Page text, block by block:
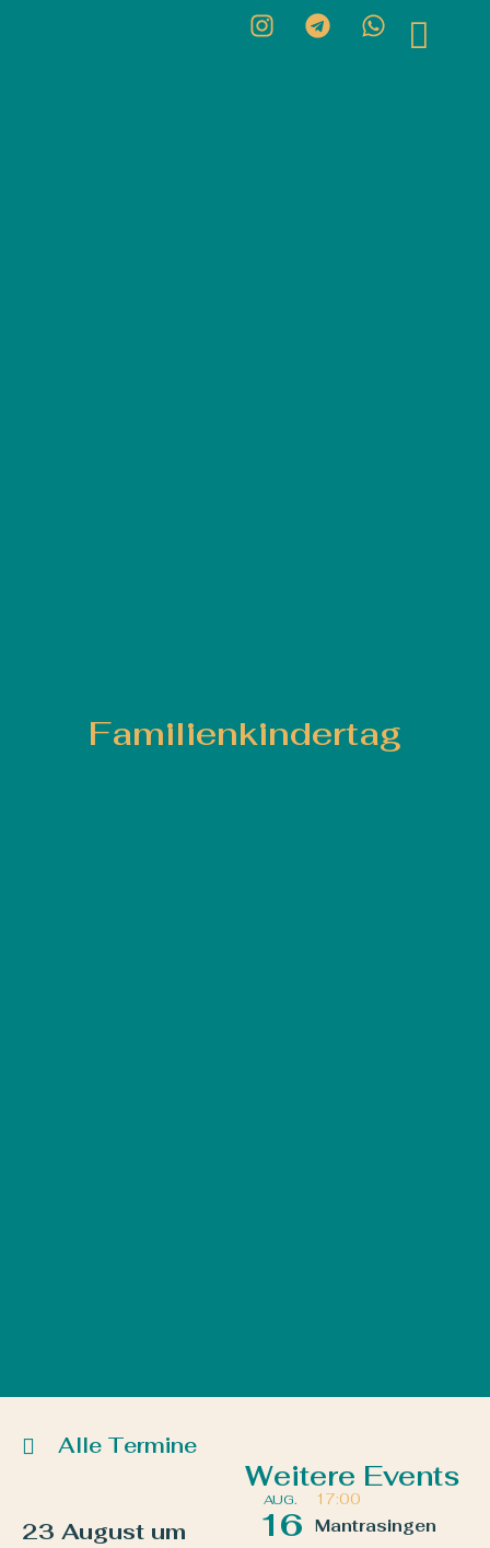
Familienkindertag
Alle Termine
23 August um
Weitere Events
AUG.
16
17:00
Mantrasingen